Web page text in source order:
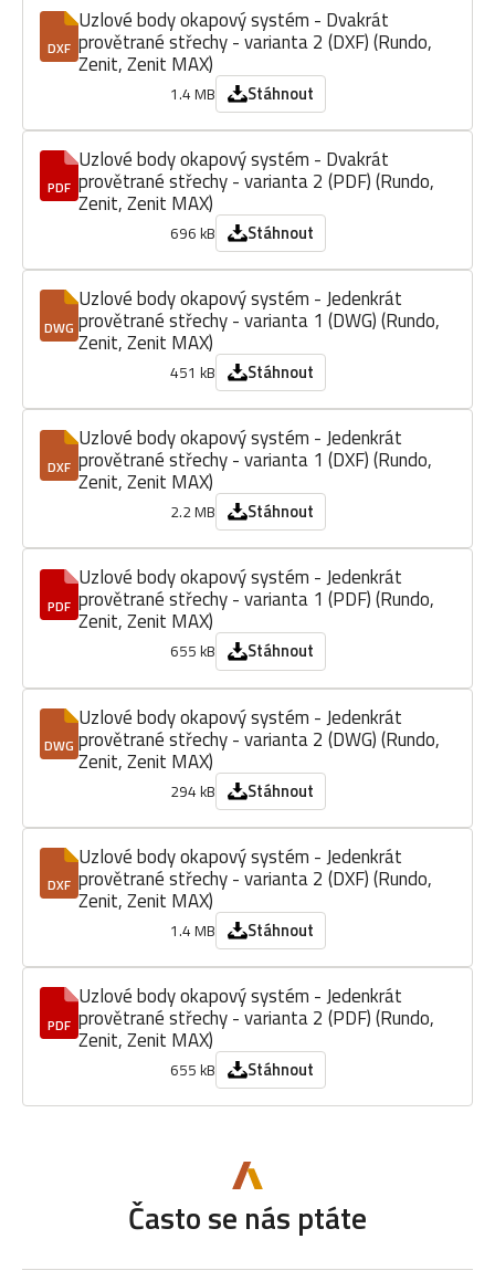
DXF
Uzlové body okapový systém - Dvakrát
provětrané střechy - varianta 2 (DXF) (Rundo,
Zenit, Zenit MAX)
1.4 MB Stáhnout
PDF
Uzlové body okapový systém - Dvakrát
provětrané střechy - varianta 2 (PDF) (Rundo,
Zenit, Zenit MAX)
696 kB Stáhnout
DWG
Uzlové body okapový systém - Jedenkrát
provětrané střechy - varianta 1 (DWG) (Rundo,
Zenit, Zenit MAX)
451 kB Stáhnout
DXF
Uzlové body okapový systém - Jedenkrát
provětrané střechy - varianta 1 (DXF) (Rundo,
Zenit, Zenit MAX)
2.2 MB Stáhnout
PDF
Uzlové body okapový systém - Jedenkrát
provětrané střechy - varianta 1 (PDF) (Rundo,
Zenit, Zenit MAX)
655 kB Stáhnout
DWG
Uzlové body okapový systém - Jedenkrát
provětrané střechy - varianta 2 (DWG) (Rundo,
Zenit, Zenit MAX)
294 kB Stáhnout
DXF
Uzlové body okapový systém - Jedenkrát
provětrané střechy - varianta 2 (DXF) (Rundo,
Zenit, Zenit MAX)
1.4 MB Stáhnout
PDF
Uzlové body okapový systém - Jedenkrát
provětrané střechy - varianta 2 (PDF) (Rundo,
Zenit, Zenit MAX)
655 kB Stáhnout
Často se nás ptáte